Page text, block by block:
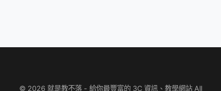
© 2026 就是教不落 - 給你最豐富的 3C 資訊、教學網站 All